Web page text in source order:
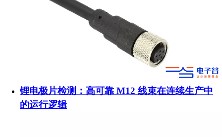
锂电极片检测：高可靠 M12 线束在连续生产中
的运行逻辑